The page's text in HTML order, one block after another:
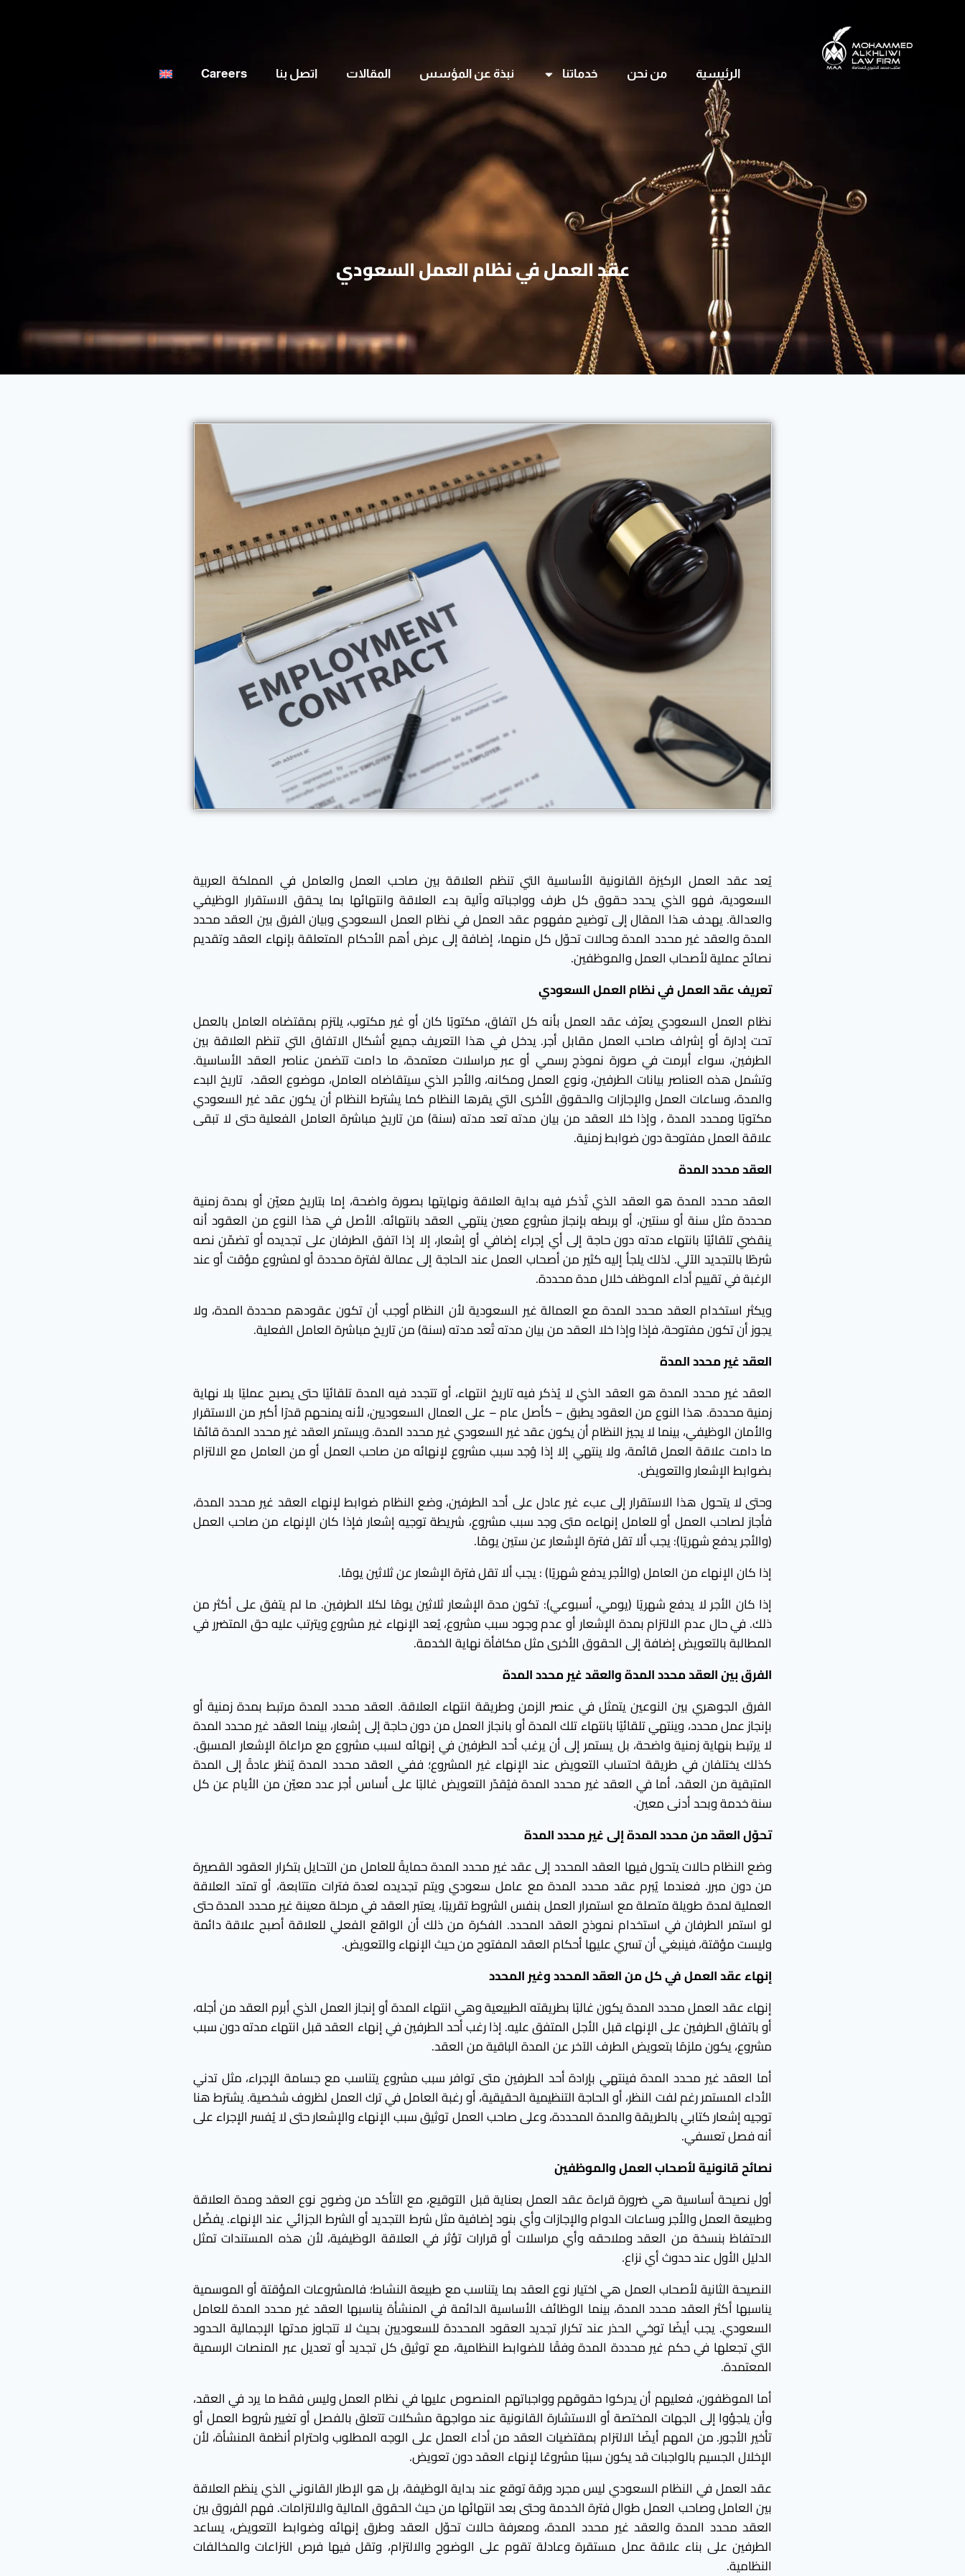
الرئيسية من نحن خدماتنا نبذة عن المؤسس المقالات اتصل بنا Careers
عقد العمل في نظام العمل السعودي
يُعد عقد العمل الركيزة القانونية الأساسية التي تنظم العلاقة بين صاحب العمل والعامل في المملكة العربية
السعودية، فهو الذي يحدد حقوق كل طرف وواجباته وآلية بدء العلاقة وانتهائها بما يحقق الاستقرار الوظيفي
والعدالة. يهدف هذا المقال إلى توضيح مفهوم عقد العمل في نظام العمل السعودي وبيان الفرق بين العقد محدد
المدة والعقد غير محدد المدة وحالات تحوّل كل منهما، إضافة إلى عرض أهم الأحكام المتعلقة بإنهاء العقد وتقديم
نصائح عملية لأصحاب العمل والموظفين.
تعريف عقد العمل في نظام العمل السعودي
نظام العمل السعودي يعرّف عقد العمل بأنه كل اتفاق، مكتوبًا كان أو غير مكتوب، يلتزم بمقتضاه العامل بالعمل
تحت إدارة أو إشراف صاحب العمل مقابل أجر. يدخل في هذا التعريف جميع أشكال الاتفاق التي تنظم العلاقة بين
الطرفين، سواء أبرمت في صورة نموذج رسمي أو عبر مراسلات معتمدة، ما دامت تتضمن عناصر العقد الأساسية.
وتشمل هذه العناصر بيانات الطرفين، ونوع العمل ومكانه، والأجر الذي سيتقاضاه العامل، موضوع العقد، تاريخ البدء
والمدة، وساعات العمل والإجازات والحقوق الأخرى التي يقرها النظام كما يشترط النظام أن يكون عقد غير السعودي
مكتوبًا ومحدد المدة ، وإذا خلا العقد من بيان مدته تعد مدته (سنة) من تاريخ مباشرة العامل الفعلية حتى لا تبقى
علاقة العمل مفتوحة دون ضوابط زمنية.
العقد محدد المدة
العقد محدد المدة هو العقد الذي تُذكر فيه بداية العلاقة ونهايتها بصورة واضحة، إما بتاريخ معيّن أو بمدة زمنية
محددة مثل سنة أو سنتين، أو بربطه بإنجاز مشروع معين ينتهي العقد بانتهائه. الأصل في هذا النوع من العقود أنه
ينقضي تلقائيًا بانتهاء مدته دون حاجة إلى أي إجراء إضافي أو إشعار، إلا إذا اتفق الطرفان على تجديده أو تضمّن نصه
شرطًا بالتجديد الآلي. لذلك يلجأ إليه كثير من أصحاب العمل عند الحاجة إلى عمالة لفترة محددة أو لمشروع مؤقت أو عند
الرغبة في تقييم أداء الموظف خلال مدة محددة.
ويكثر استخدام العقد محدد المدة مع العمالة غير السعودية لأن النظام أوجب أن تكون عقودهم محددة المدة، ولا
يجوز أن تكون مفتوحة، فإذا وإذا خلا العقد من بيان مدته تُعد مدته (سنة) من تاريخ مباشرة العامل الفعلية.
العقد غير محدد المدة
العقد غير محدد المدة هو العقد الذي لا يُذكر فيه تاريخ انتهاء، أو تتجدد فيه المدة تلقائيًا حتى يصبح عمليًا بلا نهاية
زمنية محددة. هذا النوع من العقود يطبق – كأصل عام – على العمال السعوديين، لأنه يمنحهم قدرًا أكبر من الاستقرار
والأمان الوظيفي، بينما لا يجيز النظام أن يكون عقد غير السعودي غير محدد المدة. ويستمر العقد غير محدد المدة قائمًا
ما دامت علاقة العمل قائمة، ولا ينتهي إلا إذا وُجد سبب مشروع لإنهائه من صاحب العمل أو من العامل مع الالتزام
بضوابط الإشعار والتعويض.
وحتى لا يتحول هذا الاستقرار إلى عبء غير عادل على أحد الطرفين، وضع النظام ضوابط لإنهاء العقد غير محدد المدة،
فأجاز لصاحب العمل أو للعامل إنهاءه متى وجد سبب مشروع، شريطة توجيه إشعار فإذا كان الإنهاء من صاحب العمل
(والأجر يدفع شهريًا): يجب ألا تقل فترة الإشعار عن ستين يومًا.
إذا كان الإنهاء من العامل (والأجر يدفع شهريًا) : يجب ألا تقل فترة الإشعار عن ثلاثين يومًا.
إذا كان الأجر لا يدفع شهريًا (يومي، أسبوعي): تكون مدة الإشعار ثلاثين يومًا لكلا الطرفين. ما لم يتفق على أكثر من
ذلك. في حال عدم الالتزام بمدة الإشعار أو عدم وجود سبب مشروع، يُعد الإنهاء غير مشروع ويترتب عليه حق المتضرر في
المطالبة بالتعويض إضافة إلى الحقوق الأخرى مثل مكافأة نهاية الخدمة.
الفرق بين العقد محدد المدة والعقد غير محدد المدة
الفرق الجوهري بين النوعين يتمثل في عنصر الزمن وطريقة انتهاء العلاقة. العقد محدد المدة مرتبط بمدة زمنية أو
بإنجاز عمل محدد، وينتهي تلقائيًا بانتهاء تلك المدة أو بانجاز العمل من دون حاجة إلى إشعار، بينما العقد غير محدد المدة
لا يرتبط بنهاية زمنية واضحة، بل يستمر إلى أن يرغب أحد الطرفين في إنهائه لسبب مشروع مع مراعاة الإشعار المسبق.
كذلك يختلفان في طريقة احتساب التعويض عند الإنهاء غير المشروع؛ ففي العقد محدد المدة يُنظر عادةً إلى المدة
المتبقية من العقد، أما في العقد غير محدد المدة فيُقدّر التعويض غالبًا على أساس أجر عدد معيّن من الأيام عن كل
سنة خدمة وبحد أدنى معين.
تحوّل العقد من محدد المدة إلى غير محدد المدة
وضع النظام حالات يتحول فيها العقد المحدد إلى عقد غير محدد المدة حمايةً للعامل من التحايل بتكرار العقود القصيرة
من دون مبرر. فعندما يُبرم عقد محدد المدة مع عامل سعودي ويتم تجديده لعدة فترات متتابعة، أو تمتد العلاقة
العملية لمدة طويلة متصلة مع استمرار العمل بنفس الشروط تقريبًا، يعتبر العقد في مرحلة معينة غير محدد المدة حتى
لو استمر الطرفان في استخدام نموذج العقد المحدد. الفكرة من ذلك أن الواقع الفعلي للعلاقة أصبح علاقة دائمة
وليست مؤقتة، فينبغي أن تسري عليها أحكام العقد المفتوح من حيث الإنهاء والتعويض.
إنهاء عقد العمل في كل من العقد المحدد وغير المحدد
إنهاء عقد العمل محدد المدة يكون غالبًا بطريقته الطبيعية وهي انتهاء المدة أو إنجاز العمل الذي أبرم العقد من أجله،
أو باتفاق الطرفين على الإنهاء قبل الأجل المتفق عليه. إذا رغب أحد الطرفين في إنهاء العقد قبل انتهاء مدته دون سبب
مشروع، يكون ملزمًا بتعويض الطرف الآخر عن المدة الباقية من العقد.
أما العقد غير محدد المدة فينتهي بإرادة أحد الطرفين متى توافر سبب مشروع يتناسب مع جسامة الإجراء، مثل تدني
الأداء المستمر رغم لفت النظر، أو الحاجة التنظيمية الحقيقية، أو رغبة العامل في ترك العمل لظروف شخصية. يشترط هنا
توجيه إشعار كتابي بالطريقة والمدة المحددة، وعلى صاحب العمل توثيق سبب الإنهاء والإشعار حتى لا يُفسر الإجراء على
أنه فصل تعسفي.
نصائح قانونية لأصحاب العمل والموظفين
أول نصيحة أساسية هي ضرورة قراءة عقد العمل بعناية قبل التوقيع، مع التأكد من وضوح نوع العقد ومدة العلاقة
وطبيعة العمل والأجر وساعات الدوام والإجازات وأي بنود إضافية مثل شرط التجديد أو الشرط الجزائي عند الإنهاء. يفضّل
الاحتفاظ بنسخة من العقد وملاحقه وأي مراسلات أو قرارات تؤثر في العلاقة الوظيفية، لأن هذه المستندات تمثل
الدليل الأول عند حدوث أي نزاع.
النصيحة الثانية لأصحاب العمل هي اختيار نوع العقد بما يتناسب مع طبيعة النشاط؛ فالمشروعات المؤقتة أو الموسمية
يناسبها أكثر العقد محدد المدة، بينما الوظائف الأساسية الدائمة في المنشأة يناسبها العقد غير محدد المدة للعامل
السعودي. يجب أيضًا توخي الحذر عند تكرار تجديد العقود المحددة للسعوديين بحيث لا تتجاوز مدتها الإجمالية الحدود
التي تجعلها في حكم غير محددة المدة وفقًا للضوابط النظامية، مع توثيق كل تجديد أو تعديل عبر المنصات الرسمية
المعتمدة.
أما الموظفون، فعليهم أن يدركوا حقوقهم وواجباتهم المنصوص عليها في نظام العمل وليس فقط ما يرد في العقد،
وأن يلجؤوا إلى الجهات المختصة أو الاستشارة القانونية عند مواجهة مشكلات تتعلق بالفصل أو تغيير شروط العمل أو
تأخير الأجور. من المهم أيضًا الالتزام بمقتضيات العقد من أداء العمل على الوجه المطلوب واحترام أنظمة المنشأة، لأن
الإخلال الجسيم بالواجبات قد يكون سببًا مشروعًا لإنهاء العقد دون تعويض.
عقد العمل في النظام السعودي ليس مجرد ورقة توقع عند بداية الوظيفة، بل هو الإطار القانوني الذي ينظم العلاقة
بين العامل وصاحب العمل طوال فترة الخدمة وحتى بعد انتهائها من حيث الحقوق المالية والالتزامات. فهم الفروق بين
العقد محدد المدة والعقد غير محدد المدة، ومعرفة حالات تحوّل العقد وطرق إنهائه وضوابط التعويض، يساعد
الطرفين على بناء علاقة عمل مستقرة وعادلة تقوم على الوضوح والالتزام، وتقل فيها فرص النزاعات والمخالفات
النظامية.